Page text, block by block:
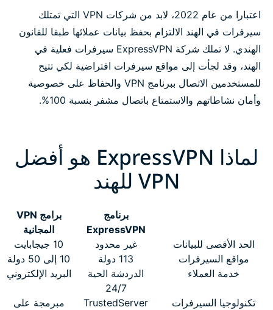
اعتبارا من عام 2022، لابد من شركات VPN التي تمتلك
سيرفرات في الهند الالتزام بحفظ بيانات عملائها طبقا للقانون
الهندي. لا تملك شركة ExpressVPN سيرفرات فعلية في
الهند، وقد لجأت إلى مواقع سيرفرات افتراضية لكي تتيح
للمستخدمين الاتصال ببرنامج VPN والحفاظ على خصوصية
وأمان نشاطاتهم والاستمتاع باتصال مشفر بنسبة 100%.
لماذا ExpressVPN هو أفضل
VPN للهند
برنامج
ExpressVPN
برامج VPN
المجانية
الحد الأقصى للبيانات
غير محدود
10 جيجابايت
مواقع السيرفرات
113 دولة
10 إلى 50 دولة
خدمة العملاء
الدردشة الحية
24/7
البريد الإلكتروني
تكنولوجيا السيرفرات TrustedServer
مبرمجة على